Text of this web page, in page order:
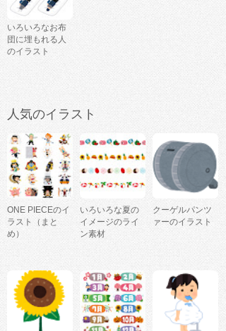
いろいろなお布
団に埋もれる人
のイラスト
人気のイラスト
ONE PIECEのイ
ラスト（まと
め）
いろいろな夏の
イメージのライ
ン素材
クーゲルパンツ
ァーのイラスト